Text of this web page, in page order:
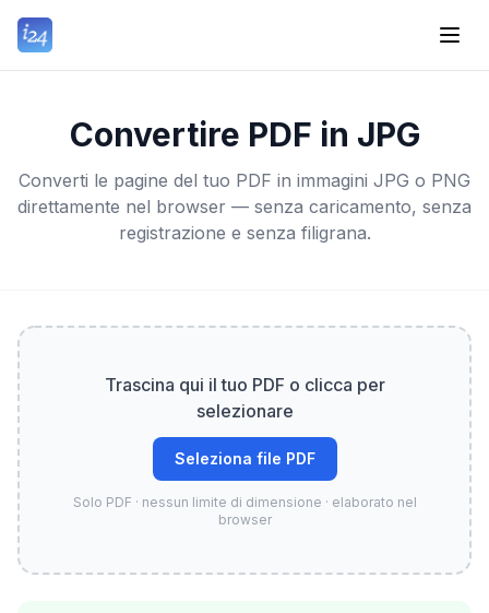
Convertire PDF in JPG
Converti le pagine del tuo PDF in immagini JPG o PNG
direttamente nel browser — senza caricamento, senza
registrazione e senza filigrana.
Trascina qui il tuo PDF o clicca per
selezionare
Seleziona file PDF
Solo PDF · nessun limite di dimensione · elaborato nel
browser